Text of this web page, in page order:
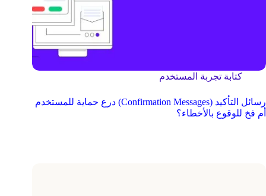
كتابة تجربة المستخدم
رسائل التأكيد (Confirmation Messages) درع حماية للمستخدم
أم فخ للوقوع بالأخطاء؟